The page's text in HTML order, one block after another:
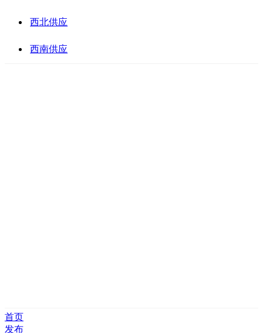
西北供应
西南供应
首页
发布